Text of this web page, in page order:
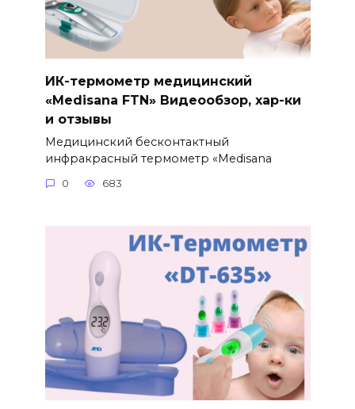
ИК-термометр медицинский
«Medisana FTN» Видеообзор, хар-ки
и отзывы
Медицинский бесконтактный
инфракрасный термометр «Medisana
0 683